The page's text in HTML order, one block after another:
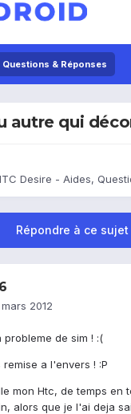
& Réponses
autre qui
Desire - Aides,
Répondre à ce sujet
2012
de sim ! :(
a l'envers ! :P
mon Htc, de temps en
alors que je l'ai deja